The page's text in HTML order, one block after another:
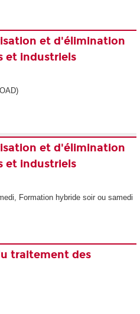
et d'élimination
et industriels
et d'élimination
et industriels
Formation hybride soir ou samedi
traitement des